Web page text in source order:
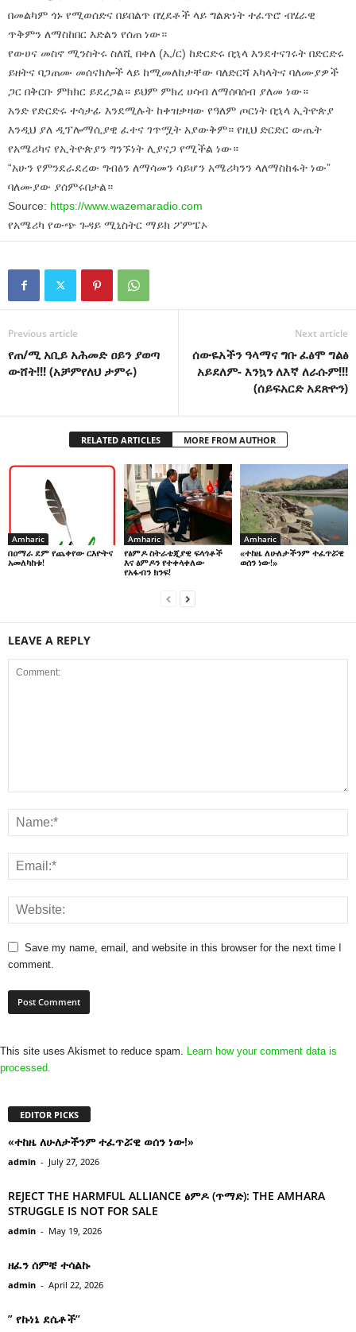
በመልካም ጎኑ የሚወሰድና በይበልጥ በሂደቶች ላይ ግልጽነት ተፈጥሮ ብሄራዊ
ጥቅምን ለማስከበር እድልን የሰጠ ነው።
የውሀና መስኖ ሚንስትሩ ስለሺ በቀለ (ኢ/ር) ከድርድሩ በኋላ እንደተናገሩት በድርድሩ
ይዘትና ባጋጠሙ መሰናክሎች ላይ ከሚመለከታቸው ባለድርሻ አካላትና ባለሙያዎች
ጋር በቅርቡ ምክክር ይደረጋል። ይህም ምክረ ሀሳብ ለማሰባሰብ ያለመ ነው።
አንድ የድርድሩ ተሳታፊ እንደሚሉት ከቀዝቃዛው የዓለም ጦርነት በኋላ ኢትዮጵያ
እንዲህ ያለ ዲፕሎማሲያዊ ፈተና ገጥሟት አያውቅም። የዚህ ድርድር ውጤት
የአሜሪካና የኢትዮጵያን ግንኙነት ሊያናጋ የሚችል ነው።
“አሁን የምንደራደረው ግብፅን ለማሳመን ሳይሆን አሜሪካንን ላለማስከፋት ነው”
ባለሙያው ያሰምሩበታል።
Source: https://www.wazemaradio.com
የአሜሪካ የውጭ ጉዳይ ሚኒስትር ማይክ ፖምፔኦ
Previous article
የጠ/ሚ አቢይ አሕመድ ዐይን ያወጣ
ውሸት!!! (አቻምየለህ ታምሩ)
Next article
ሰውዬአችን ዓላማና ግቡ ፈፅሞ ግልፅ
አይደለም- እንኳን ለእኛ ለራሱም!!!
(ሰይፍአርድ አደጽዮን)
RELATED ARTICLES MORE FROM AUTHOR
Amharic
በዐማራ ደም የጨቀየው ርእዮትና
አመለካከቱ!
Amharic
የፅምዶ ስትራቴጂያዊ ፍላጎቶች
እና ፅምዶን የተቀላቀለው
የአፋብን ክንፍ!
Amharic
«ተከዜ ለሁለታችንም ተፈጥሯዊ
ወሰን ነው!»
LEAVE A REPLY
Save my name, email, and website in this browser for the next time I
comment.
This site uses Akismet to reduce spam.
Learn how your comment data is
processed.
EDITOR PICKS
«ተከዜ ለሁለታችንም ተፈጥሯዊ ወሰን ነው!»
admin - July 27, 2026
REJECT THE HARMFUL ALLIANCE ፅምዶ (ጥማድ): THE AMHARA
STRUGGLE IS NOT FOR SALE
admin - May 19, 2026
ዘፈን ሰምቼ ተሳልኩ
admin - April 22, 2026
” የኩነኔ ደሴቶች’’